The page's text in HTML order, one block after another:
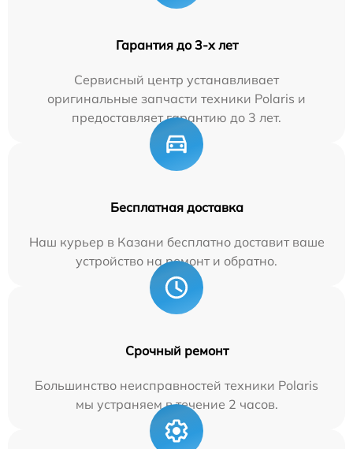
Гарантия до 3-х лет
Сервисный центр устанавливает
оригинальные запчасти техники Polaris и
предоставляет гарантию до 3 лет.
Бесплатная доставка
Наш курьер в Казани бесплатно доставит ваше
устройство на ремонт и обратно.
Срочный ремонт
Большинство неисправностей техники Polaris
мы устраняем в течение 2 часов.